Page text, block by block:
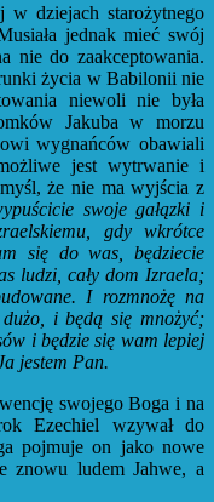
w dziejach starożytnego
jednak mieć swój
nie do zaakceptowania.
życia w Babilonii nie
niewoli nie była
Jakuba w morzu
wygnańców obawiali
jest wytrwanie i
że nie ma wyjścia z
swoje gałązki i
gdy wkrótce
się do was, będziecie
ludzi, cały dom Izraela;
I rozmnożę na
i będą się mnożyć;
i będzie się wam lepiej
jestem Pan.
swojego Boga i na
Ezechiel wzywał do
pojmuje on jako nowe
znowu ludem Jahwe, a